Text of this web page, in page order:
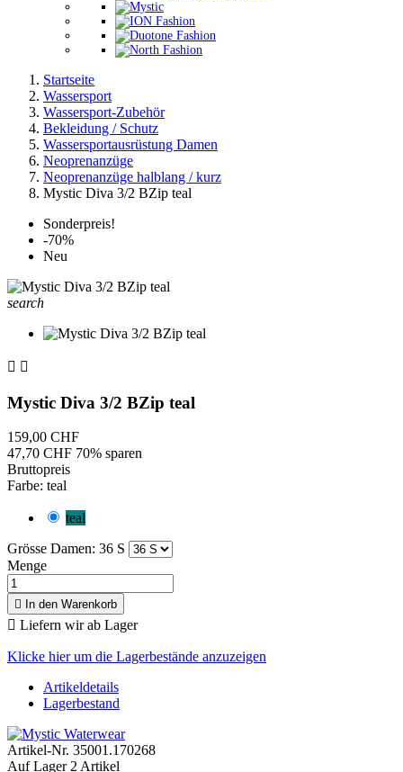
Startseite
Wassersport
Wassersport-Zubehör
Bekleidung / Schutz
Wassersportausrüstung Damen
Neoprenanzüge
Neoprenanzüge halblang / kurz
Mystic Diva 3/2 BZip teal
Sonderpreis!
-70%
Neu
search
 
Mystic Diva 3/2 BZip teal
159,00 CHF
47,70 CHF 70% sparen
Bruttopreis
Farbe: teal
teal
Grösse Damen: 36 S
Menge
 In den Warenkorb
 Liefern wir ab Lager
Klicke hier um die Lagerbestände anzuzeigen
Artikeldetails
Lagerbestand
Artikel-Nr. 35001.170268
Auf Lager 2 Artikel